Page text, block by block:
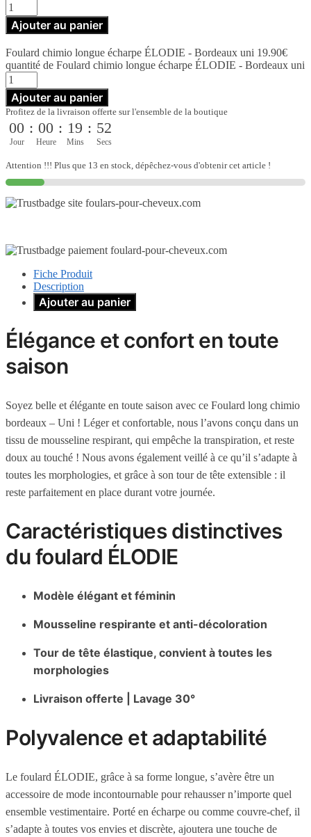
Ajouter au panier
Foulard chimio longue écharpe ÉLODIE - Bordeaux uni 19.90€
quantité de Foulard chimio longue écharpe ÉLODIE - Bordeaux uni
Ajouter au panier
Profitez de la livraison offerte sur l'ensemble de la boutique
00
Jour
: 00
Heure
: 19
Mins
: 51
Secs
Attention !!! Plus que 13 en stock, dépêchez-vous d'obtenir cet article !
Fiche Produit
Description
Ajouter au panier
Élégance et confort en toute
saison
Soyez belle et élégante en toute saison avec ce Foulard long chimio
bordeaux – Uni ! Léger et confortable, nous l’avons conçu dans un
tissu de mousseline respirant, qui empêche la transpiration, et reste
doux au touché ! Nous avons également veillé à ce qu’il s’adapte à
toutes les morphologies, et grâce à son tour de tête extensible : il
reste parfaitement en place durant votre journée.
Caractéristiques distinctives
du foulard ÉLODIE
Modèle élégant et féminin
Mousseline respirante et anti-décoloration
Tour de tête élastique, convient à toutes les
morphologies
Livraison offerte | Lavage 30°
Polyvalence et adaptabilité
Le foulard ÉLODIE, grâce à sa forme longue, s’avère être un
accessoire de mode incontournable pour rehausser n’importe quel
ensemble vestimentaire. Porté en écharpe ou comme couvre-chef, il
s’adapte à toutes vos envies et discrète, ajoutera une touche de